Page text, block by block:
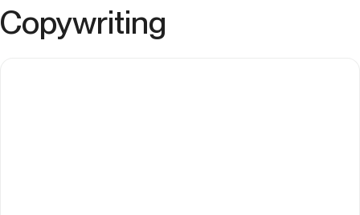
Kariéra People & Culture
Copywriting